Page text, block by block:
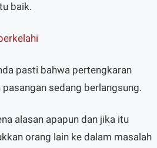
baik.
pasti bahwa pertengkaran
sedang berlangsung.
alasan apapun dan jika itu
orang lain ke dalam masalah